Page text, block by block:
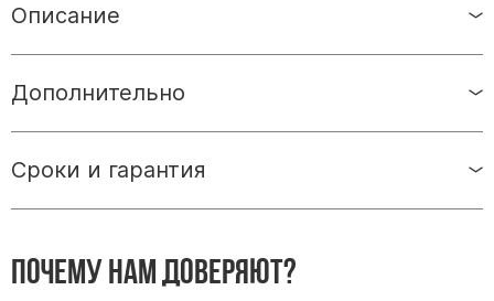
Памятники Православные
Памятники прямоугольные
Памятники современные
Памятники со свечей
Описание
Дополнительно
Сроки и гарантия
Почему нам доверяют?